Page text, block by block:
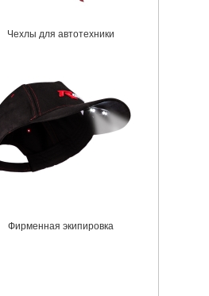
Чехлы для автотехники
Фирменная экипировка